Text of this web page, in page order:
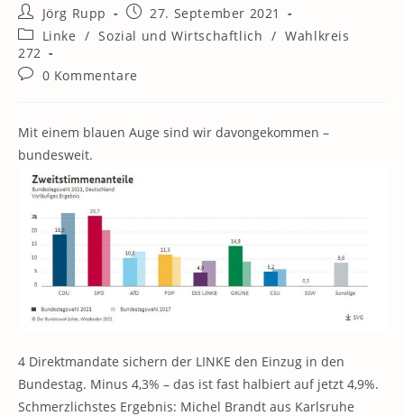
Beitrags-
Autor:
Jörg Rupp
Beitrag
veröffentlicht:
27. September 2021
Beitrags-
Kategorie:
Linke / Sozial und Wirtschaftlich / Wahlkreis
272
Beitrags-
0 Kommentare
Mit einem blauen Auge sind wir davongekommen –
bundesweit.
4 Direktmandate sichern der LINKE den Einzug in den
Bundestag. Minus 4,3% – das ist fast halbiert auf jetzt 4,9%.
Schmerzlichstes Ergebnis: Michel Brandt aus Karlsruhe